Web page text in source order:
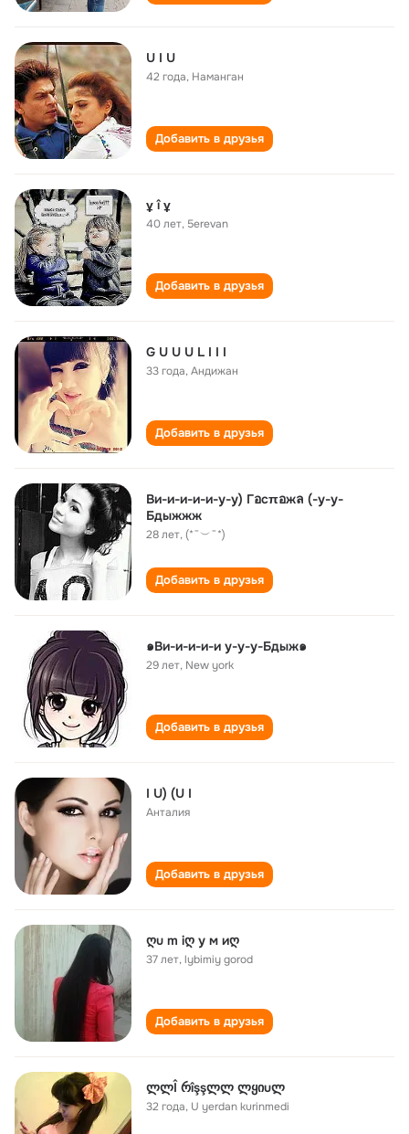
U I U
42 года, Наманган
Добавить в друзья
ұ î ұ
40 лет, 5erevan
Добавить в друзья
G U U U L I I I
33 года,Андижан
Добавить в друзья
Ви-и-и-и-и-у-у) Гอсπอжล (-у-у-
Бдыжжж
28 лет,(*¯︶¯*)
Добавить в друзья
๑Ви-и-и-и-и у-у-у-Бдыж๑
29 лет, New york
Добавить в друзья
I U) (U I
Анталия
Добавить в друзья
ღu m iღ у м иღ
37 лет,lybimiy gorod
Добавить в друзья
ლლÎ რîşşლლ ლყიuლ
32 года, U yerdan kurinmedi